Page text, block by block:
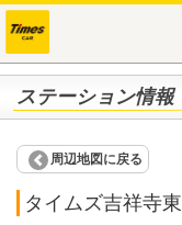
ステーション情報
周辺地図に戻る
タイムズ吉祥寺東